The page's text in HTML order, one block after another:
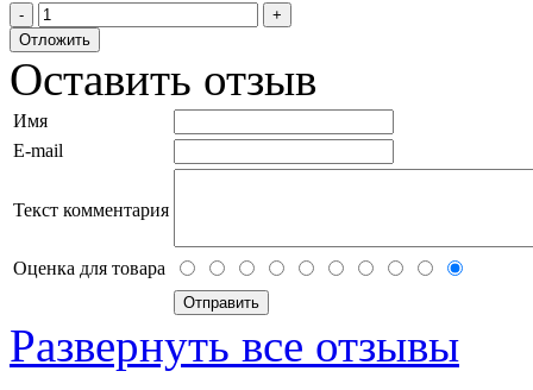
Оставить отзыв
Имя
E-mail
Текст комментария
Оценка для товара
Развернуть все отзывы